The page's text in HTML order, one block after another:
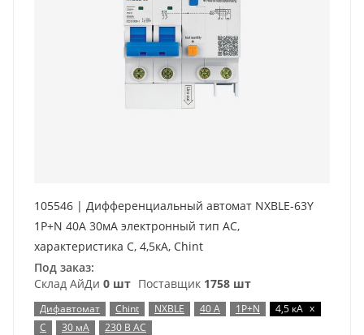
105546 | Дифференциальный автомат NXBLE-63Y
1P+N 40А 30мА электронный тип AС,
характеристика C, 4,5кА, Chint
Под заказ:
Склад АйДи 0 шт Поставщик 1758 шт
Дифавтомат Chint NXBLE 40 А 1P+N 4,5 кА x
C
30 мА 230 В AC